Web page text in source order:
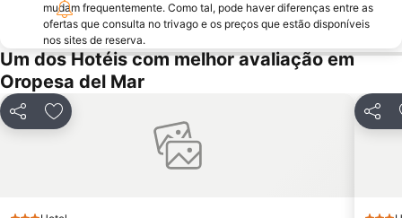
mudam frequentemente. Como tal, pode haver diferenças entre as
ofertas que consulta no trivago e os preços que estão disponíveis
nos sites de reserva.
Um dos Hotéis com melhor avaliação em
Oropesa del Mar
PartilharAdicionar aos favoritos